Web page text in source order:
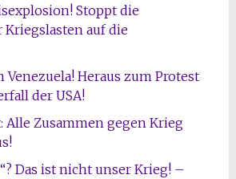
Stoppt die
Kriegslasten auf die
Venezuela! Heraus zum Protest
der USA!
Alle Zusammen gegen Krieg
Das ist nicht unser Krieg! –